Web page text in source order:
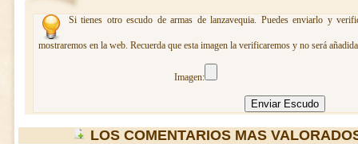
Si tienes otro escudo de armas de lanzavequia. Puedes enviarlo y
mostraremos en la web. Recuerda que esta imagen la verificaremos y no será
Imagen:
LOS COMENTARIOS MAS